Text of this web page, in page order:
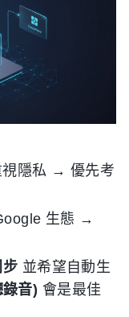
視隱私 → 優先考
生態 →
步 並希望自動生
音) 會是最佳